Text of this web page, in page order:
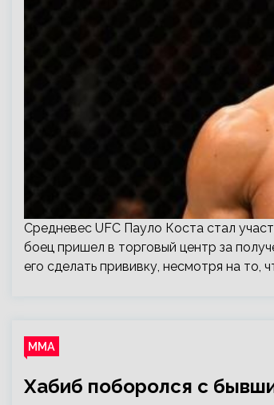
Средневес UFC Пауло Коста стал
боец пришел в торговый центр за
его сделать прививку, несмотря на то,
ММА
Хабиб поборолся с